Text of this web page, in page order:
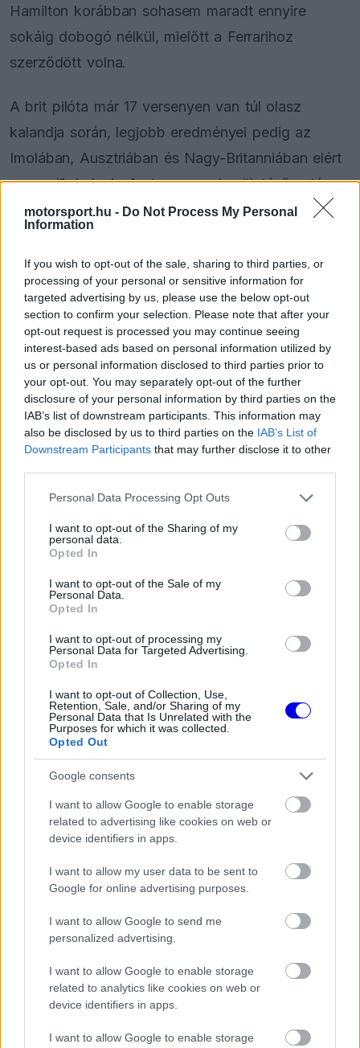
motorsport.hu - Do Not Process My Personal
Information
If you wish to opt-out of the sale, sharing to third parties, or
processing of your personal or sensitive information for
targeted advertising by us, please use the below opt-out
section to confirm your selection. Please note that after your
opt-out request is processed you may continue seeing
interest-based ads based on personal information utilized by
us or personal information disclosed to third parties prior to
your opt-out. You may separately opt-out of the further
disclosure of your personal information by third parties on the
IAB’s list of downstream participants. This information may
also be disclosed by us to third parties on the IAB’s List of
Downstream Participants that may further disclose it to other
Please note that this website/app uses one or more Google
not limited to your visit or usage behaviour. You may click to
grant or deny consent to Google and its third-party tags to
use your data for below specified purposes in below Google
consent section.
Personal Data Processing Opt Outs
I want to opt-out of the Sharing of my
personal data.
Opted In
I want to opt-out of the Sale of my
Personal Data.
Opted In
I want to opt-out of processing my
Personal Data for Targeted Advertising.
Opted In
I want to opt-out of Collection, Use,
Retention, Sale, and/or Sharing of my
Personal Data that Is Unrelated with the
Purposes for which it was collected.
Opted Out
Google consents
I want to allow Google to enable storage
related to advertising like cookies on web or
device identifiers in apps.
I want to allow my user data to be sent to
Google for online advertising purposes.
I want to allow Google to send me
personalized advertising.
I want to allow Google to enable storage
related to analytics like cookies on web or
device identifiers in apps.
I want to allow Google to enable storage
Hamilton korábban sohasem maradt ennyire
sokáig dobogó nélkül, mielőtt a Ferrarihoz
szerződött volna.
A brit pilóta már 17 versenyen van túl olasz
kalandja során, legjobb eredményei pedig az
Imolában, Ausztriában és Nagy-Britanniában elért
negyedik helyek. A stevenage-i születésű sztár az
elmúlt öt futamon a hatodik pozíciónál előrébb
mindössze 121 pontot gyűjtött össze.
Video
Player
is
loading.
This
a
modal
window.
The media could not be loaded, either because
the server or network failed or because the format
is not supported.
a nyolcadik helyen ért célba, ami eredetileg
rosszul ítélte meg, mikor engedje vissza Charles
át a helyet csapattársának, miután nem sikerült
megelőznie Lando Norrist.
EZEKET IS AJÁNLJUK
FORMA-1
nagyobb előnnyel is vezethetne
FORMA-1
Különleges engedményt kapott a
FORMA-1
Megdöbbentő okok miatt nem
beszélhet a távozásáról Helmut